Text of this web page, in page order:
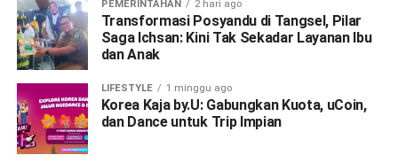
PEMERINTAHAN 2 hari ago
Transformasi Posyandu di Tangsel, Pilar
Saga Ichsan: Kini Tak Sekadar Layanan Ibu
dan Anak
LIFESTYLE 1 minggu ago
Korea Kaja by.U: Gabungkan Kuota, uCoin,
dan Dance untuk Trip Impian